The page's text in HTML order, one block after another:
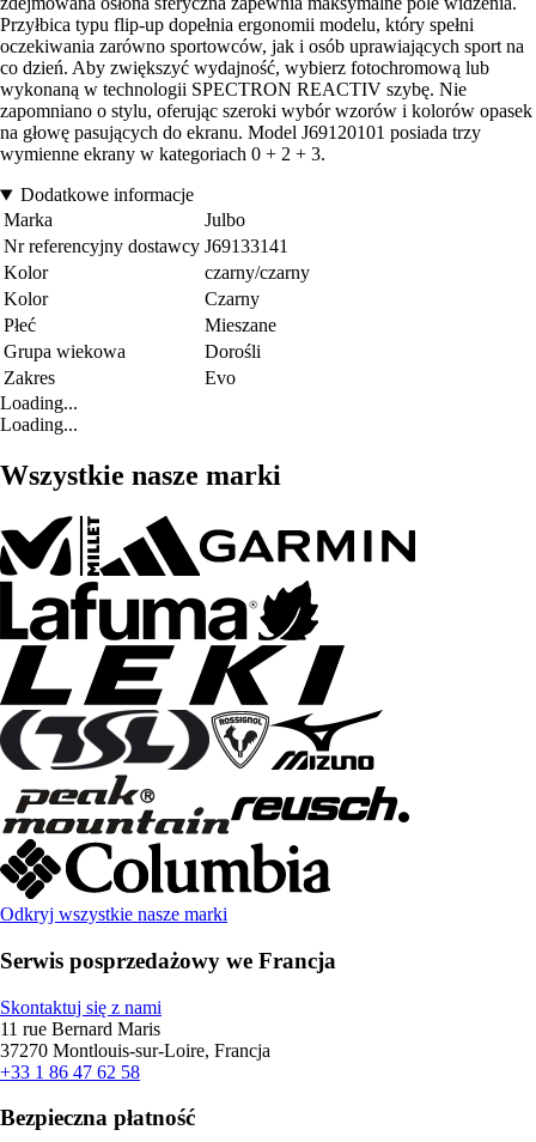
Przyłbica typu flip-up dopełnia ergonomii modelu, który spełni
oczekiwania zarówno sportowców, jak i osób uprawiających sport na
co dzień. Aby zwiększyć wydajność, wybierz fotochromową lub
wykonaną w technologii SPECTRON REACTIV szybę. Nie
zapomniano o stylu, oferując szeroki wybór wzorów i kolorów opasek
na głowę pasujących do ekranu. Model J69120101 posiada trzy
wymienne ekrany w kategoriach 0 + 2 + 3.
Dodatkowe informacje
Marka
Julbo
Nr referencyjny dostawcy J69133141
Kolor
czarny/czarny
Kolor
Czarny
Płeć
Mieszane
Grupa wiekowa
Dorośli
Zakres
Evo
Loading...
Loading...
Wszystkie nasze marki
Odkryj wszystkie nasze marki
Serwis posprzedażowy we Francja
Skontaktuj się z nami
11 rue Bernard Maris
37270 Montlouis-sur-Loire, Francja
+33 1 86 47 62 58
Bezpieczna płatność